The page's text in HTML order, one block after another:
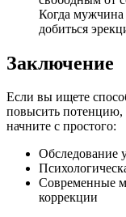
Когда мужчина
добиться
Заключение
Если вы ищете
повысить потенцию,
начните с простого:
Обследование
Современные
коррекции